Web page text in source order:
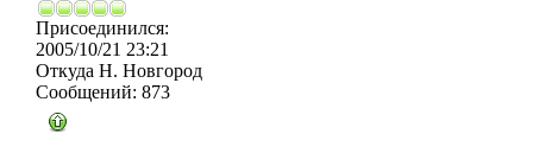
Присоединился:
2005/10/21 23:21
Откуда Н. Новгород
Сообщений: 873